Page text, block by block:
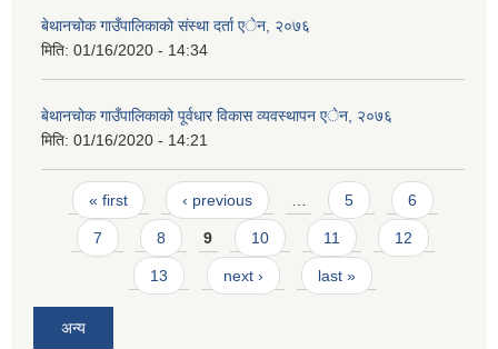
बेथानचोक गाउँपालिकाको संस्था दर्ता एेन, २०७६
मिति: 01/16/2020 - 14:34
बेथानचोक गाउँपालिकाको पूर्वधार विकास व्यवस्थापन एेन, २०७६
मिति: 01/16/2020 - 14:21
Pages
« first ‹ previous … 5 6
7 8 9 10 11 12
13 next › last »
अन्य